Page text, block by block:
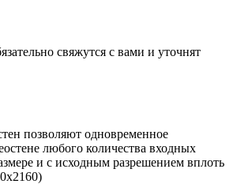
свяжутся с вами и уточнят
позволяют одновременное
любого количества входных
и с исходным разрешением вплоть